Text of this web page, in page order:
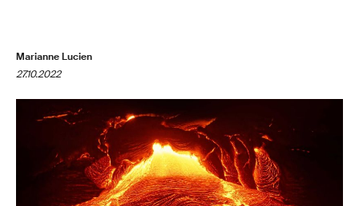
Marianne Lucien
27.10.2022